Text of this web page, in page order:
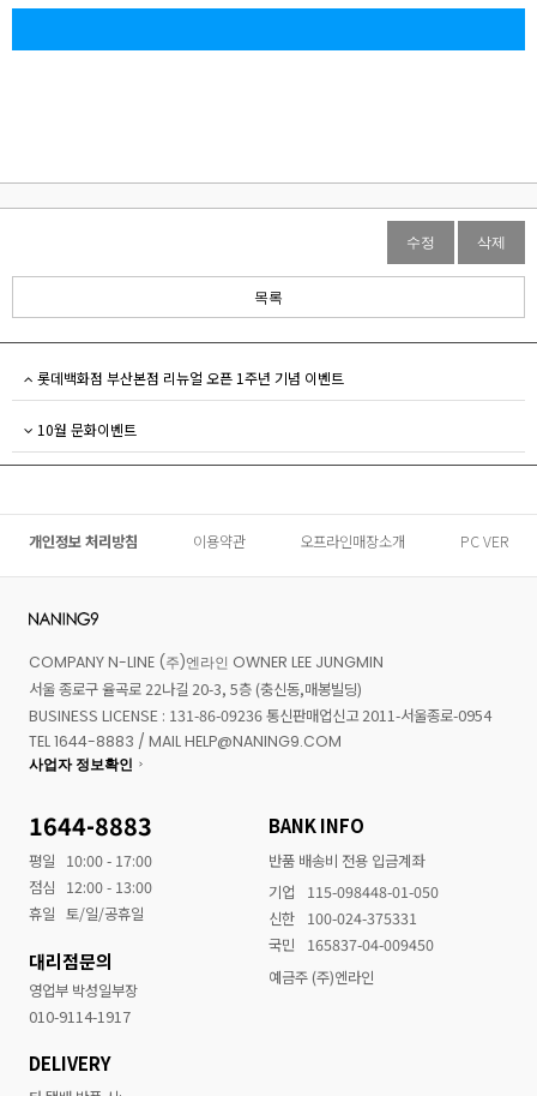
수정 삭제
목록
롯데백화점 부산본점 리뉴얼 오픈 1주년 기념 이벤트
10월 문화이벤트
개인정보 처리방침 이용약관 오프라인매장소개 PC VER
COMPANY N-LINE (주)엔라인 OWNER LEE JUNGMIN
서울 종로구 율곡로 22나길 20-3, 5층 (충신동,매봉빌딩)
BUSINESS LICENSE : 131-86-09236 통신판매업신고 2011-서울종로-0954
TEL 1644-8883 / MAIL HELP@NANING9.COM
사업자 정보확인
1644-8883
평일
10:00 - 17:00
점심
12:00 - 13:00
휴일 토/일/공휴일
대리점문의
영업부 박성일부장
010-9114-1917
BANK INFO
반품 배송비 전용 입금계좌
기업
115-098448-01-050
신한
100-024-375331
국민
165837-04-009450
예금주 (주)엔라인
DELIVERY